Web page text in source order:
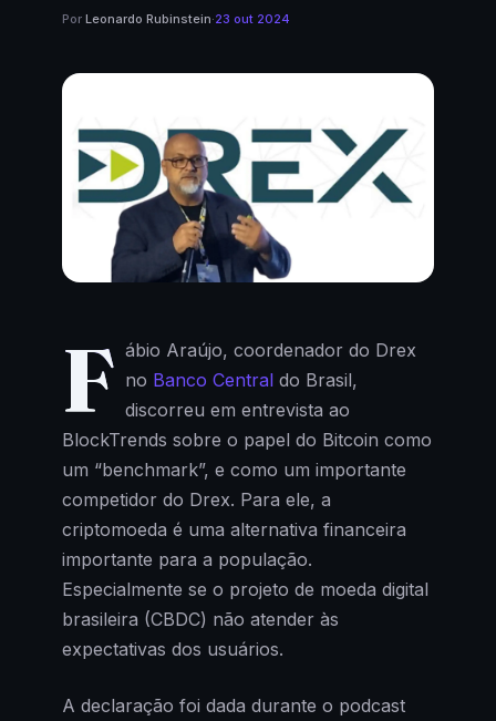
Por Leonardo Rubinstein·23 out 2024
F ábio Araújo, coordenador do Drex
no Banco Centraldo Brasil,
discorreu em entrevista ao
BlockTrends sobre o papel do Bitcoin como
um “benchmark”, e como um importante
competidor do Drex. Para ele, a
criptomoeda é uma alternativa financeira
importante para a população.
Especialmente se o projeto de moeda digital
brasileira (CBDC) não atender às
expectativas dos usuários.
A declaração foi dada durante o podcast